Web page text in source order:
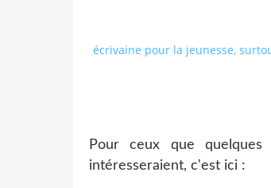
écrivaine pour la jeunesse,
Pour ceux que
intéresseraient, c'est ici :